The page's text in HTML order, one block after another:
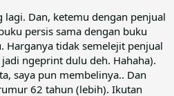
lagi. Dan, ketemu dengan penjual
persis sama dengan buku
Harganya tidak semelejit penjual
ngeprint dulu deh. Hahaha).
saya pun membelinya.. Dan
62 tahun (lebih). Ikutan